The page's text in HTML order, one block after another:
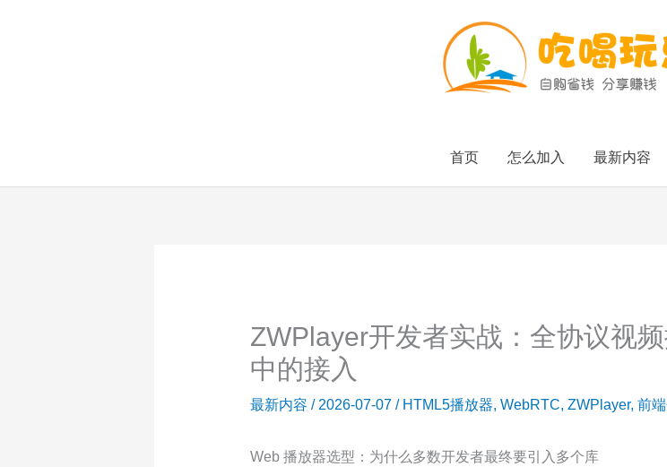
首页 怎么加入 最新内容
ZWPlayer开发者实战：全协议视
中的接入
最新内容 /2026-07-07 / HTML5播放器, WebRTC, ZWPlayer, 前
Web 播放器选型：为什么多数开发者最终要引入多个库